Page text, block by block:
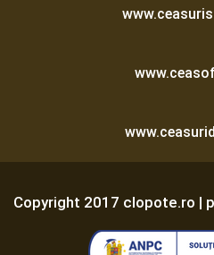
Copyright 2017 clopote.ro |